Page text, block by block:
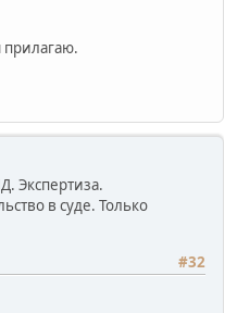
прилагаю.
Экспертиза.
в суде. Только
#32